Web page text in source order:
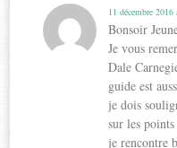
11 décembre
Bonsoir
Je vous
Dale
guide est
je dois
sur les
je rencontre